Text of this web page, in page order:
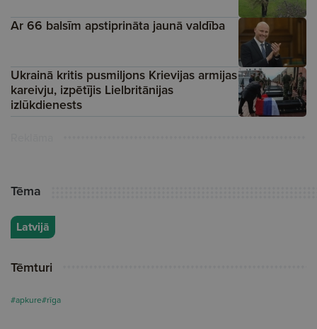
Ar 66 balsīm apstiprināta jaunā valdība
Ukrainā kritis pusmiljons Krievijas armijas
kareivju, izpētījis Lielbritānijas
izlūkdienests
Tēma
Latvijā
Tēmturi
#apkure#rīga